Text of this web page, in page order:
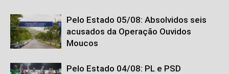
Pelo Estado 05/08: Absolvidos seis
acusados da Operação Ouvidos
Moucos
Pelo Estado 04/08: PL e PSD